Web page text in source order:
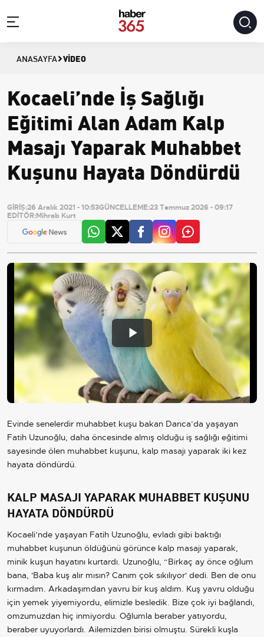
ANASAYFA VIDEO
Kocaeli’nde İş Sağlığı
Eğitimi Alan Adam Kalp
Masajı Yaparak Muhabbet
Kuşunu Hayata Döndürdü
GİRİŞ:26 Aralık 2021 - 10:53GÜNCELLEME:23 Temmuz 2026 - 09:17
EDİTÖR:Mihrab Kurt
Play
Video
Evinde senelerdir muhabbet kuşu bakan Darıca’da yaşayan
Fatih Uzunoğlu, daha öncesinde almış olduğu iş sağlığı eğitimi
sayesinde ölen muhabbet kuşunu, kalp masajı yaparak iki kez
hayata döndürdü.
KALP MASAJI YAPARAK MUHABBET KUŞUNU
HAYATA DÖNDÜRDÜ
Kocaeli’nde yaşayan Fatih Uzunoğlu, evladı gibi baktığı
muhabbet kuşunun öldüğünü görünce kalp masajı yaparak,
minik kuşun hayatını kurtardı. Uzunoğlu, “Birkaç ay önce oğlum
bana, 'Baba kuş alır mısın? Canım çok sıkılıyor' dedi. Ben de onu
kırmadım. Arkadaşımdan yavru bir kuş aldım. Kuş yavru olduğu
için yemek yiyemiyordu, elimizle besledik. Bize çok iyi bağlandı,
omzumuzdan hiç inmiyordu. Oğlumla beraber yatıyordu,
beraber uyuyorlardı. Ailemizden birisi olmuştu. Sürekli kuşla